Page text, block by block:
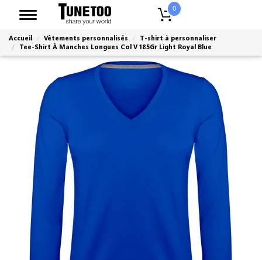
0
Accueil Vêtements personnalisés
T-shirt à personnaliser
Tee-Shirt À Manches Longues Col V 185Gr Light Royal Blue